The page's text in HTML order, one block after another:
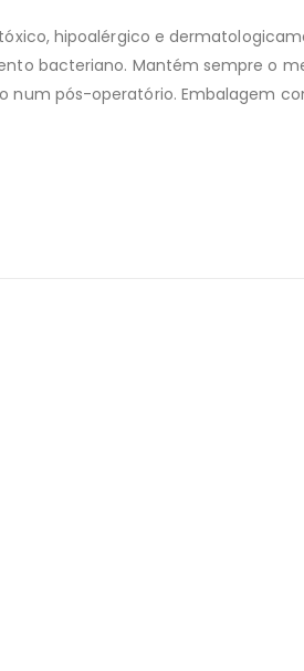
hipoalérgico e
bacteriano. Mantém sempre o
num pós-operatório. Embalagem